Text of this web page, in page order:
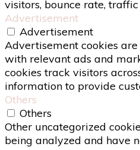
visitors, bounce rate, traffic
Advertisement
Advertisement
Advertisement cookies
with relevant ads and
cookies track visitors
information to provide
Others
Others
Other uncategorized
being analyzed and have